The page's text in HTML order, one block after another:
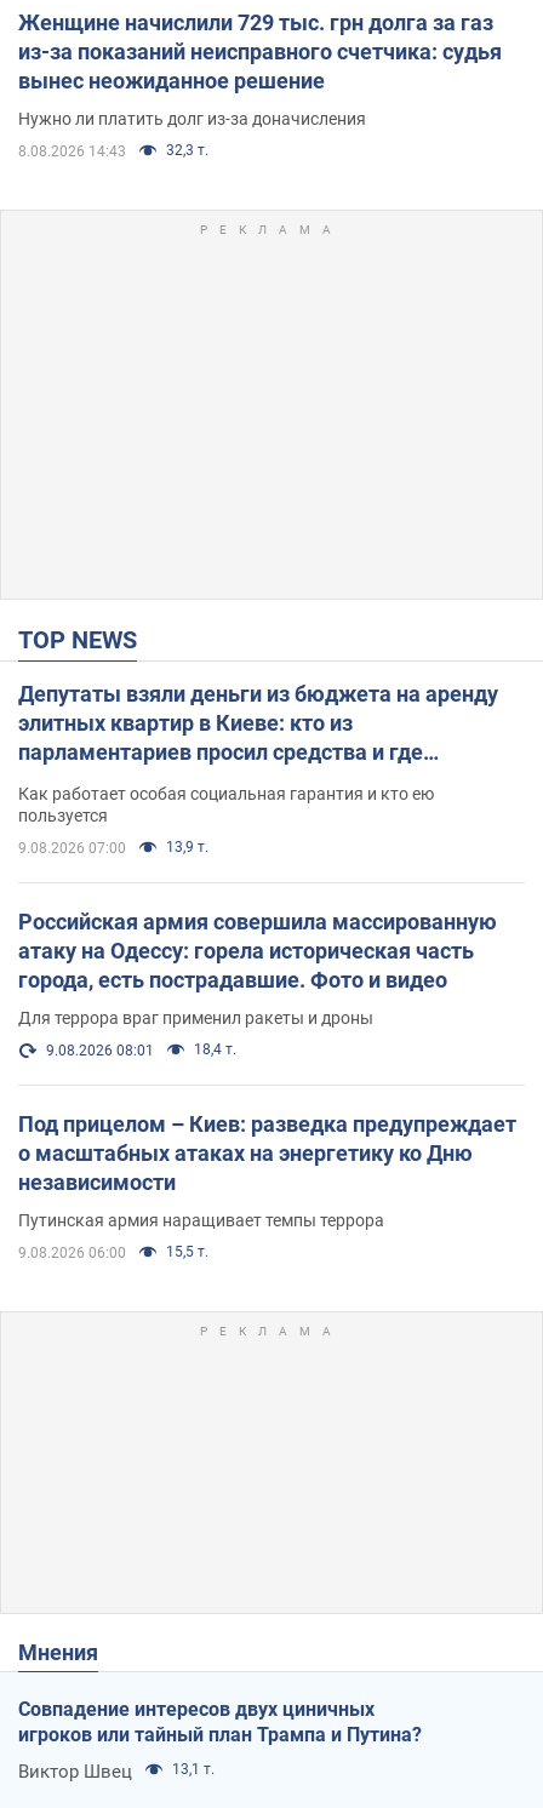
Женщине начислили 729 тыс. грн долга за газ
из-за показаний неисправного счетчика: судья
вынес неожиданное решение
Нужно ли платить долг из-за доначисления
8.08.2026 14:43 32,3 т.
TOP NEWS
Депутаты взяли деньги из бюджета на аренду
элитных квартир в Киеве: кто из
парламентариев просил средства и где
поселился
Как работает особая социальная гарантия и кто ею
пользуется
9.08.2026 07:00 13,9 т.
Российская армия совершила массированную
атаку на Одессу: горела историческая часть
города, есть пострадавшие. Фото и видео
Для террора враг применил ракеты и дроны
9.08.2026 08:01 18,4 т.
Под прицелом – Киев: разведка предупреждает
о масштабных атаках на энергетику ко Дню
независимости
Путинская армия наращивает темпы террора
9.08.2026 06:00 15,5 т.
Мнения
Совпадение интересов двух циничных
игроков или тайный план Трампа и Путина?
Виктор Швец 13,1 т.